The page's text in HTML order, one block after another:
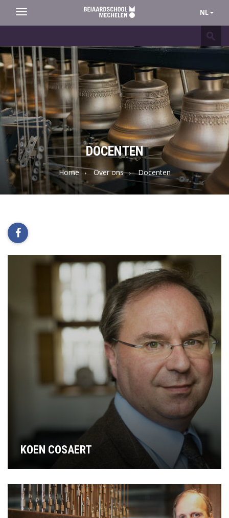
NL
Toggle
navigation
Beiaardschool
Mechelen
DOCENTEN
Home Over ons Docenten
KOEN COSAERT